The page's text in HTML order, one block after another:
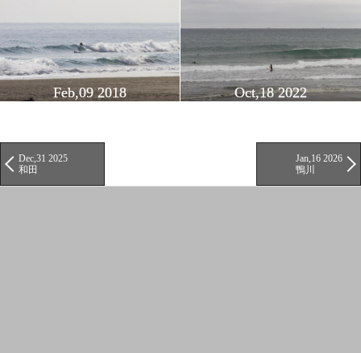
Feb,09 2018 Oct,18 2022
Dec,31 2025
和田
Jan,16 2026
鴨川